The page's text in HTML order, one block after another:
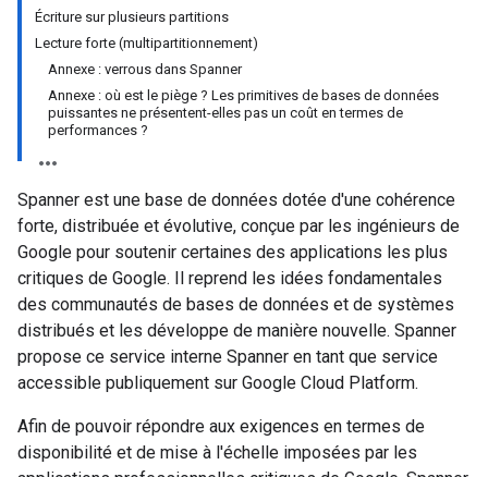
Écriture sur plusieurs partitions
Lecture forte (multipartitionnement)
Annexe : verrous dans Spanner
Annexe : où est le piège ? Les primitives de bases de données
puissantes ne présentent-elles pas un coût en termes de
performances ?
Spanner est une base de données dotée d'une cohérence
forte, distribuée et évolutive, conçue par les ingénieurs de
Google pour soutenir certaines des applications les plus
critiques de Google. Il reprend les idées fondamentales
des communautés de bases de données et de systèmes
distribués et les développe de manière nouvelle. Spanner
propose ce service interne Spanner en tant que service
accessible publiquement sur Google Cloud Platform.
Afin de pouvoir répondre aux exigences en termes de
disponibilité et de mise à l'échelle imposées par les